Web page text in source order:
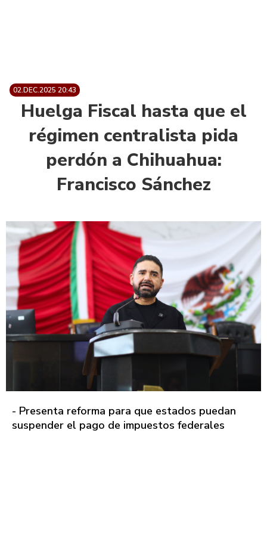
02.DEC.2025 20:43
Huelga Fiscal hasta que el
régimen centralista pida
perdón a Chihuahua:
Francisco Sánchez
- Presenta reforma para que estados puedan
suspender el pago de impuestos federales